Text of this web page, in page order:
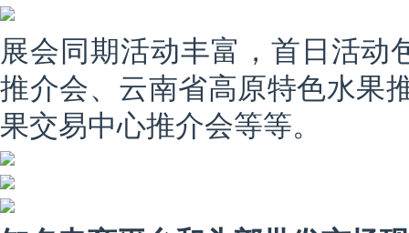
展会同期活动丰富，首日活动
推介会、云南省高原特色水果
果交易中心推介会等等。